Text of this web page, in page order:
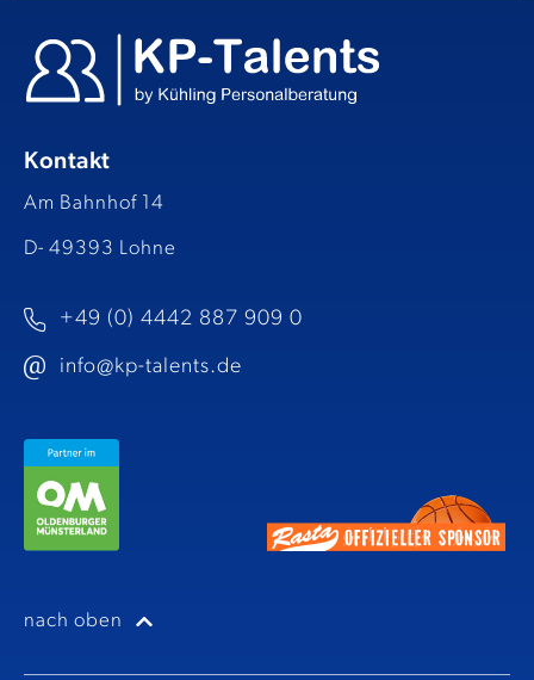
Kontakt
Am Bahnhof 14
D- 49393 Lohne
+49 (0) 4442 887 909 0
info@kp-talents.de​
nach oben